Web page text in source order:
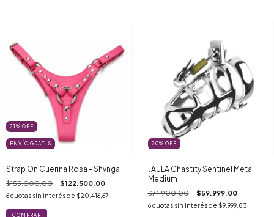
21 % OFF
ENVÍO GRATIS
Strap On Cuerina Rosa - Shvnga
$155.000,00 $122.500,00
6cuotas sin interés de $20.416,67
20% OFF
JAULA Chastity Sentinel Metal
Medium
$74.900,00 $59.999,00
6 cuotas sin interés de $9.999,83